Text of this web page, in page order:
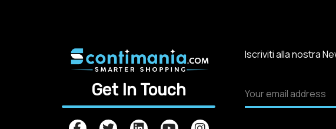
Get In Touch
Iscriviti alla nostra